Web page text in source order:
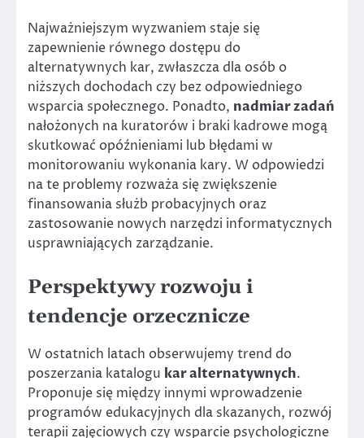
Najważniejszym wyzwaniem staje się
zapewnienie równego dostępu do
alternatywnych kar, zwłaszcza dla osób o
niższych dochodach czy bez odpowiedniego
wsparcia społecznego. Ponadto, nadmiar zadań
nałożonych na kuratorów i braki kadrowe mogą
skutkować opóźnieniami lub błędami w
monitorowaniu wykonania kary. W odpowiedzi
na te problemy rozważa się zwiększenie
finansowania służb probacyjnych oraz
zastosowanie nowych narzędzi informatycznych
usprawniających zarządzanie.
Perspektywy rozwoju i
tendencje orzecznicze
W ostatnich latach obserwujemy trend do
poszerzania katalogu kar alternatywnych.
Proponuje się między innymi wprowadzenie
programów edukacyjnych dla skazanych, rozwój
terapii zajęciowych czy wsparcie psychologiczne